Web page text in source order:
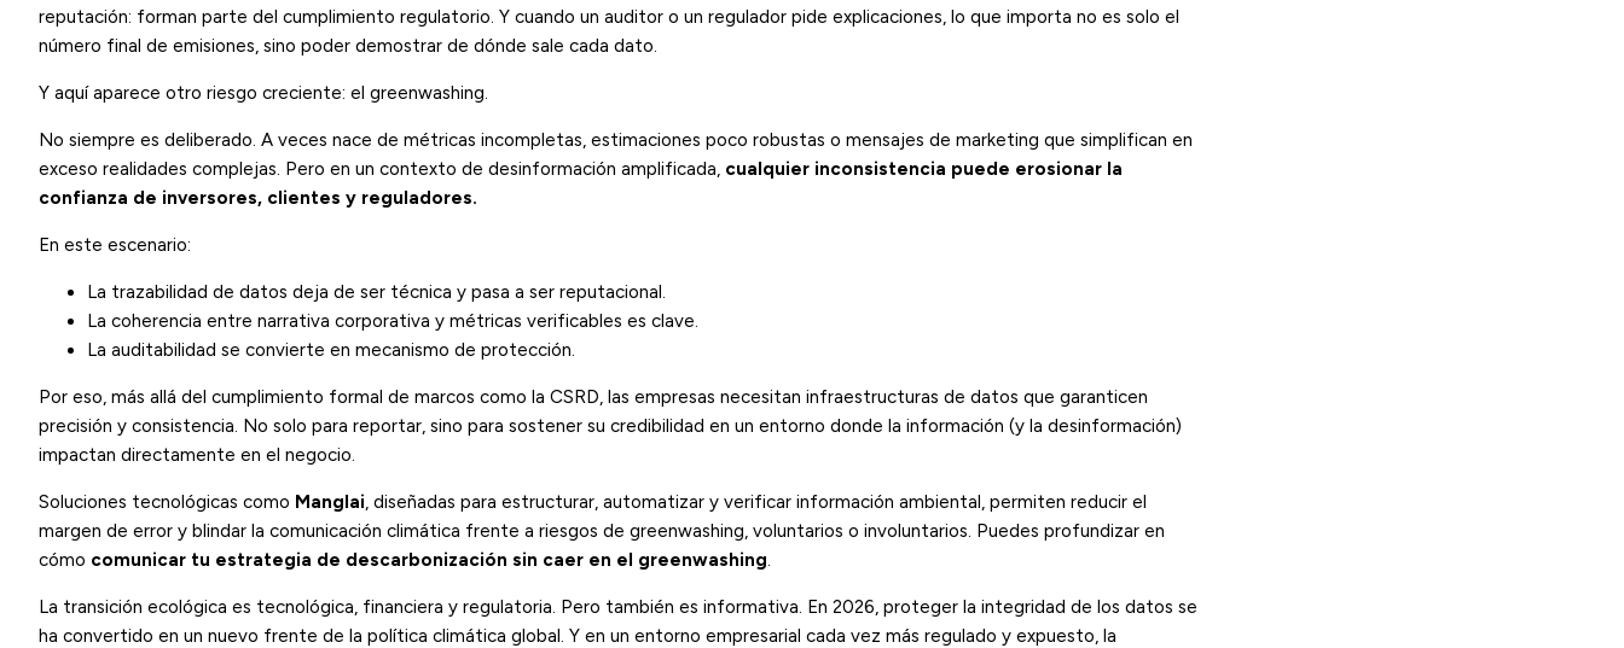
reputación: forman parte del cumplimiento regulatorio. Y cuando un auditor o un regulador pide explicaciones, lo que importa no es solo el
número final de emisiones, sino poder demostrar de dónde sale cada dato.
Y aquí aparece otro riesgo creciente: el greenwashing.
No siempre es deliberado. A veces nace de métricas incompletas, estimaciones poco robustas o mensajes de marketing que simplifican en
exceso realidades complejas. Pero en un contexto de desinformación amplificada, cualquier inconsistencia puede erosionar la
confianza de inversores, clientes y reguladores.
En este escenario:
La trazabilidad de datos deja de ser técnica y pasa a ser reputacional.
La coherencia entre narrativa corporativa y métricas verificables es clave.
La auditabilidad se convierte en mecanismo de protección.
Por eso, más allá del cumplimiento formal de marcos como la CSRD, las empresas necesitan infraestructuras de datos que garanticen
precisión y consistencia. No solo para reportar, sino para sostener su credibilidad en un entorno donde la información (y la desinformación)
impactan directamente en el negocio.
Soluciones tecnológicas como Manglai, diseñadas para estructurar, automatizar y verificar información ambiental, permiten reducir el
margen de error y blindar la comunicación climática frente a riesgos de greenwashing, voluntarios o involuntarios. Puedes profundizar en
cómo comunicar tu estrategia de descarbonización sin caer en el greenwashing.
La transición ecológica es tecnológica, financiera y regulatoria. Pero también es informativa. En 2026, proteger la integridad de los datos se
ha convertido en un nuevo frente de la política climática global. Y en un entorno empresarial cada vez más regulado y expuesto, la